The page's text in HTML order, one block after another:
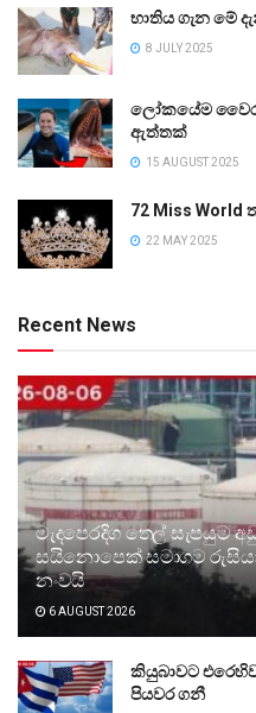
භාතිය ගැන මේ
8 JULY 2025
ලෝකයේම
ඇත්තක්
15 AUGUST 2025
72 Miss
22 MAY 2025
Recent News
මැදපෙරදිග තෙල් සැපයුම
සයිනොපෙක් සමාගම
නංවයි
6 AUGUST 2026
කියුබාවට
පියවර ගනී